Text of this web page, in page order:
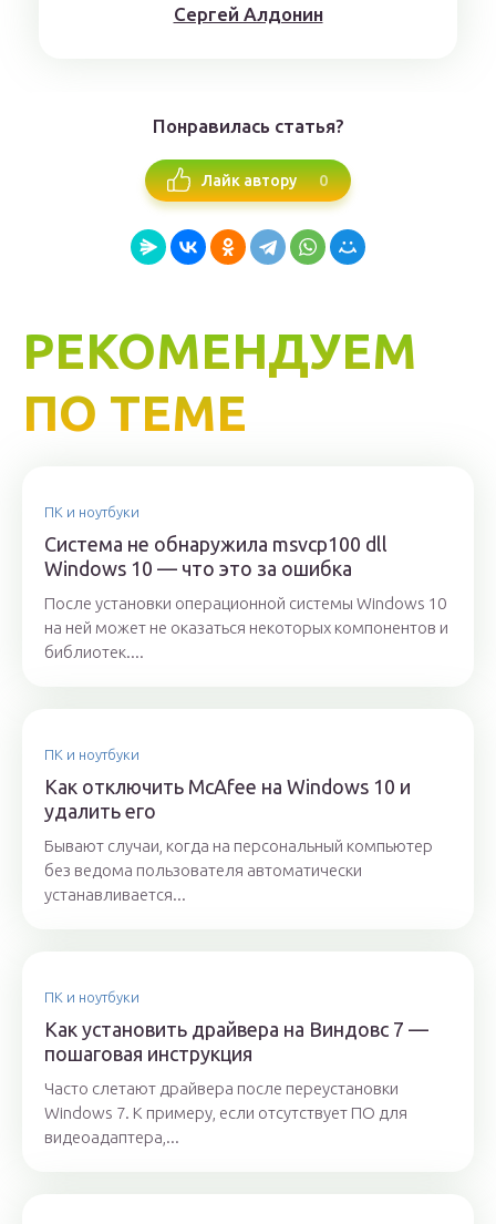
Сергей Алдонин
Понравилась статья?
Лайк автору 0
РЕКОМЕНДУЕМ
ПО ТЕМЕ
ПК и ноутбуки
Система не обнаружила msvcp100 dll
Windows 10 — что это за ошибка
После установки операционной системы Windows 10
на ней может не оказаться некоторых компонентов и
библиотек....
ПК и ноутбуки
Как отключить McAfee на Windows 10 и
удалить его
Бывают случаи, когда на персональный компьютер
без ведома пользователя автоматически
устанавливается...
ПК и ноутбуки
Как установить драйвера на Виндовс 7 —
пошаговая инструкция
Часто слетают драйвера после переустановки
Windows 7. К примеру, если отсутствует ПО для
видеоадаптера,...